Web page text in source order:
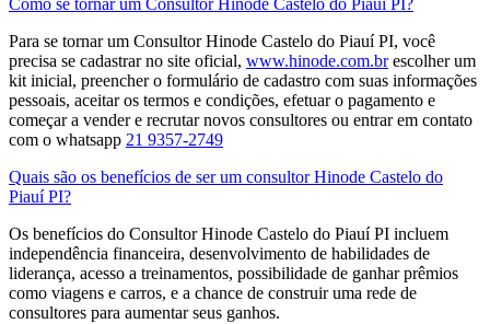
Como se tornar um Consultor Hinode Castelo do Piauí PI?
Para se tornar um Consultor Hinode Castelo do Piauí PI, você
precisa se cadastrar no site oficial, www.hinode.com.brescolher um
kit inicial, preencher o formulário de cadastro com suas informações
pessoais, aceitar os termos e condições, efetuar o pagamento e
começar a vender e recrutar novos consultores​ ou entrar em contato
com o whatsapp 21 9357-2749
Quais são os benefícios de ser um consultor Hinode Castelo do
Piauí PI?
Os benefícios do Consultor Hinode Castelo do Piauí PI incluem
independência financeira, desenvolvimento de habilidades de
liderança, acesso a treinamentos, possibilidade de ganhar prêmios
como viagens e carros, e a chance de construir uma rede de
consultores para aumentar seus ganhos.